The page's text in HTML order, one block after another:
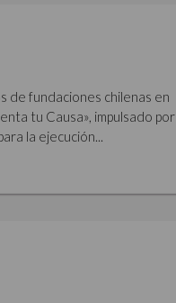
de fundaciones chilenas en
tu Causa», impulsado por
la ejecución...